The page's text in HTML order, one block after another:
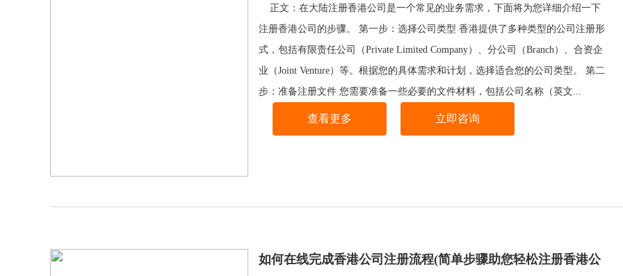
正文：在大陆注册香港公司是一个常见的业务需求，下面将为您详细介绍一下
注册香港公司的步骤。 第一步：选择公司类型 香港提供了多种类型的公司注册形
式，包括有限责任公司（Private Limited Company）、分公司（Branch）、合资企
业（Joint Venture）等。根据您的具体需求和计划，选择适合您的公司类型。 第二
步：准备注册文件 您需要准备一些必要的文件材料，包括公司名称（英文...
查看更多 立即咨询
如何在线完成香港公司注册流程(简单步骤助您轻松注册香港公